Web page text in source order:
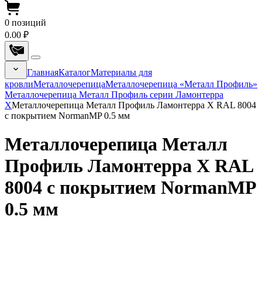
0 позиций
0.00 ₽
ГлавнаяКаталогМатериалы для
кровлиМеталлочерепицаМеталлочерепица «Металл Профиль»
Металлочерепица Металл Профиль серии Ламонтерра
ХМеталлочерепица Металл Профиль Ламонтерра X RAL 8004
с покрытием NormanMP 0.5 мм
Металлочерепица Металл
Профиль Ламонтерра X RAL
8004 с покрытием NormanMP
0.5 мм